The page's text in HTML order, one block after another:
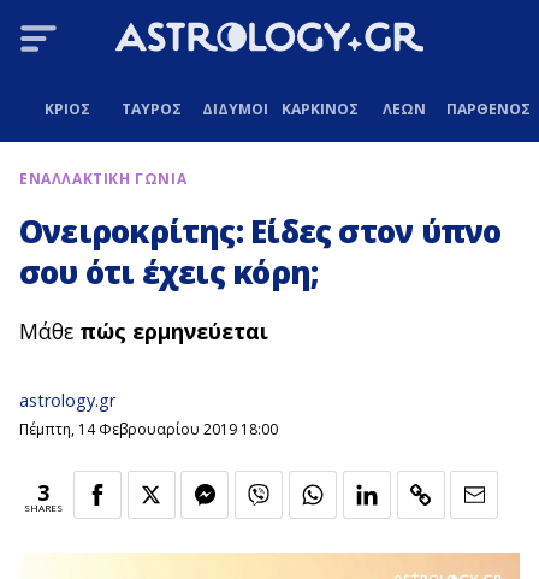
ΚΡΙΟΣ ΤΑΥΡΟΣ ΔΙΔΥΜΟΙ ΚΑΡΚΙΝΟΣ ΛΕΩΝ ΠΑΡΘΕΝΟΣ
ΕΝΑΛΛΑΚΤΙΚΗ ΓΩΝΙΑ
Ονειροκρίτης: Είδες στον ύπνο
σου ότι έχεις κόρη;
Μάθε πώς ερμηνεύεται
astrology.gr
Πέμπτη, 14 Φεβρουαρίου 2019 18:00
3
SHARES